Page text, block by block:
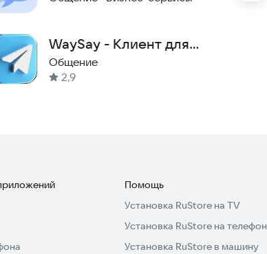
проще и эффективнее.
WaySay - Клиент для
Telegram
Общение
2,9
Помощь
Установка RuStore на TV
Установка RuStore на телефон
Установка RuStore в машину